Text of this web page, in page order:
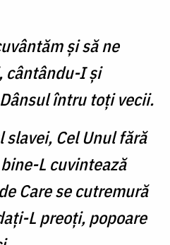
şi să ne
cântându-I şi
întru toţi vecii.
Cel Unul fără
L cuvintează
Care se cutremură
L preoţi, popoare